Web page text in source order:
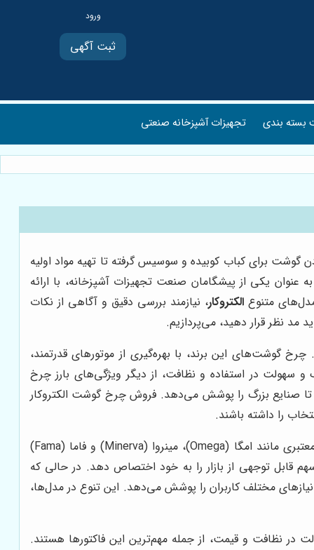
ثبت آگهی
بندی تجهیزات آشپزخانه صنعتی
برای کباب کوبیده و سوسیس گرفته تا تهیه مواد اولیه
عنوان یکی از پیشگامان صنعت تجهیزات آشپزخانه، با ارائه
متنوعالکتروکار، نیازمند بررسی دقیق و آگاهی از نکات
مد نظر قرار دهید، می‌پردازیم.
گوشت‌های این برند، با بهره‌گیری از موتورهای قدرتمند،
سهولت در استفاده و نظافت، از دیگر ویژگی‌های بارز چرخ
تا صنایع بزرگ را پوشش می‌دهد. فروش چرخ گوشت الکتروکار
را داشته باشند.
می‌توان به برندهای معتبری مانند امگا (Omega)، مینروا (Minerva) و فاما (Fama)
قابل توجهی از بازار را به خود اختصاص دهد. در حالی که
مختلف کاربران را پوشش می‌دهد. این تنوع در مدل‌ها،
در نظافت و قیمت، از جمله مهم‌ترین این فاکتورها هستند.